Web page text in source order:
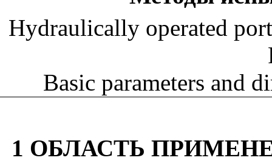
Hydraulically operated
Basic parameters and
1 ОБЛАСТЬ